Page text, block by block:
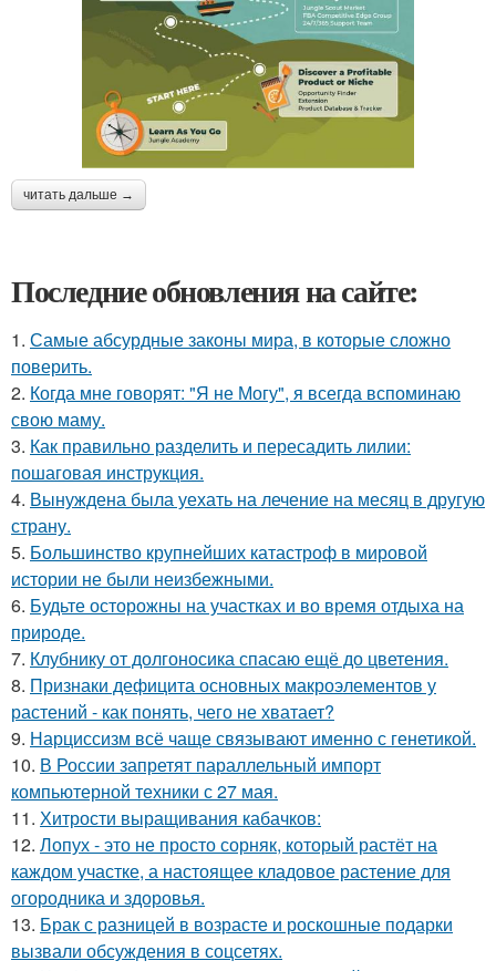
читать дальше →
Последние обновления на сайте:
1. Самые абсурдные законы мира, в которые сложно
поверить.
2. Когда мне говорят: "Я не Могу", я всегда вспоминаю
свою маму.
3. Как правильно разделить и пересадить лилии:
пошаговая инструкция.
4. Вынуждена была уехать на лечение на месяц в другую
страну.
5. Большинство крупнейших катастроф в мировой
истории не были неизбежными.
6. Будьте осторожны на участках и во время отдыха на
природе.
7. Клубнику от долгоносика спасаю ещё до цветения.
8. Признаки дефицита основных макроэлементов у
растений - как понять, чего не хватает?
9. Нарциссизм всё чаще связывают именно с генетикой.
10. В России запретят параллельный импорт
компьютерной техники с 27 мая.
11. Хитрости выращивания кабачков:
12. Лопух - это не просто сорняк, который растёт на
каждом участке, а настоящее кладовое растение для
огородника и здоровья.
13. Брак с разницей в возрасте и роскошные подарки
вызвали обсуждения в соцсетях.